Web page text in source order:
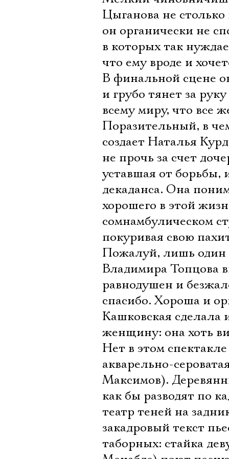
Цыганова не
он органически не
в которых так
что ему вроде и
В финальной сцене
и грубо тянет за
всему миру, что все
Поразительный, в
создает Наталья
не прочь за счет
уставшая от борьбы,
декаданса. Она
хорошего в этой
сомнамбулическом
покуривая свою
Пожалуй, лишь один
Владимира Топцова
равнодушен и
спасибо. Хороша и
Кашковская сделала
женщину: она хоть
Нет в этом
акварельно-
Максимов).
как бы разводят по
театр теней на
закадровый текст
таборных: стайка